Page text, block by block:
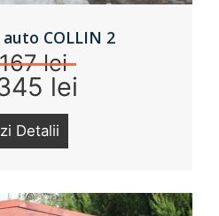
COLLIN 2
lei
lei
Detalii